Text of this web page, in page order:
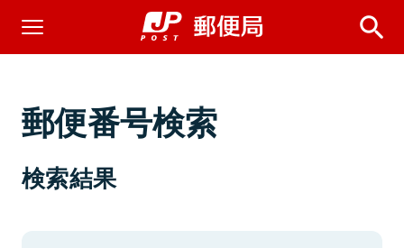
郵便番号検索
検索結果